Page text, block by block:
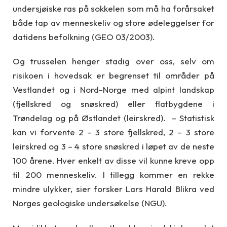
undersjøiske ras på sokkelen som må ha forårsaket
både tap av menneskeliv og store ødeleggelser for
datidens befolkning (GEO 03/2003).
Og trusselen henger stadig over oss, selv om
risikoen i hovedsak er begrenset til områder på
Vestlandet og i Nord-Norge med alpint landskap
(fjellskred og snøskred) eller flatbygdene i
Trøndelag og på Østlandet (leirskred). – Statistisk
kan vi forvente 2 – 3 store fjellskred, 2 – 3 store
leirskred og 3 – 4 store snøskred i løpet av de neste
100 årene. Hver enkelt av disse vil kunne kreve opp
til 200 menneskeliv. I tillegg kommer en rekke
mindre ulykker, sier forsker Lars Harald Blikra ved
Norges geologiske undersøkelse (NGU).